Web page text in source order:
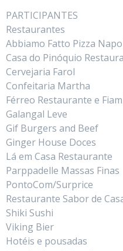
PARTICIPANTES
Restaurantes
Abbiamo Fatto Pizza
Casa do Pinóquio
Cervejaria Farol
Confeitaria Martha
Férreo Restaurante e
Galangal Leve
Gif Burgers and Beef
Ginger House Doces
Lá em Casa Restaurante
Parppadelle Massas Finas
PontoCom/Surprice
Restaurante Sabor de
Shiki Sushi
Viking Bier
Hotéis e pousadas